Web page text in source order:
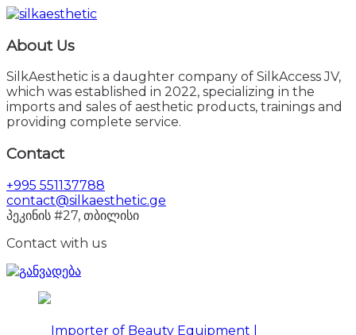
About Us
SilkAesthetic is a daughter company of SilkAccess JV,
which was established in 2022, specializing in the
imports and sales of aesthetic products, trainings and
providing complete service.
Contact
+995 551137788
contact@silkaesthetic.ge
პეკინის #27, თბილისი
Contact with us